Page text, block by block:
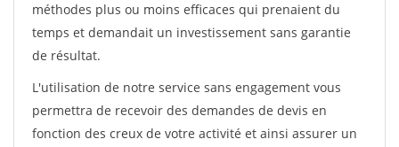
méthodes plus ou moins efficaces qui prenaient du
temps et demandait un investissement sans garantie
de résultat.
L'utilisation de notre service sans engagement vous
permettra de recevoir des demandes de devis en
fonction des creux de votre activité et ainsi assurer un